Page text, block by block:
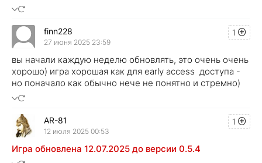
1
finn228
27 июня 2025 23:59
вы начали каждую неделю обновлять, это очень очень
хорошо) игра хорошая как для еarly аccess доступа -
но поначало как обычно нече не понятно и стремно)
1
AR-81
12 июля 2025 00:53
Игра обновлена 12.07.2025 до версии 0.5.4